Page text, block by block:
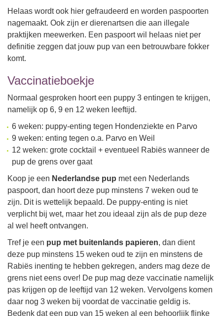
Helaas wordt ook hier gefraudeerd en worden paspoorten
nagemaakt. Ook zijn er dierenartsen die aan illegale
praktijken meewerken. Een paspoort wil helaas niet per
definitie zeggen dat jouw pup van een betrouwbare fokker
komt.
Vaccinatieboekje
Normaal gesproken hoort een puppy 3 entingen te krijgen,
namelijk op 6, 9 en 12 weken leeftijd.
6 weken: puppy-enting tegen Hondenziekte en Parvo
9 weken: enting tegen o.a. Parvo en Weil
12 weken: grote cocktail + eventueel Rabiës wanneer de
pup de grens over gaat
Koop je een Nederlandse pup met een Nederlands
paspoort, dan hoort deze pup minstens 7 weken oud te
zijn. Dit is wettelijk bepaald. De puppy-enting is niet
verplicht bij wet, maar het zou ideaal zijn als de pup deze
al wel heeft ontvangen.
Tref je een pup met buitenlands papieren, dan dient
deze pup minstens 15 weken oud te zijn en minstens de
Rabiës inenting te hebben gekregen, anders mag deze de
grens niet eens over! De pup mag deze vaccinatie namelijk
pas krijgen op de leeftijd van 12 weken. Vervolgens komen
daar nog 3 weken bij voordat de vaccinatie geldig is.
Bedenk dat een pup van 15 weken al een behoorlijk flinke